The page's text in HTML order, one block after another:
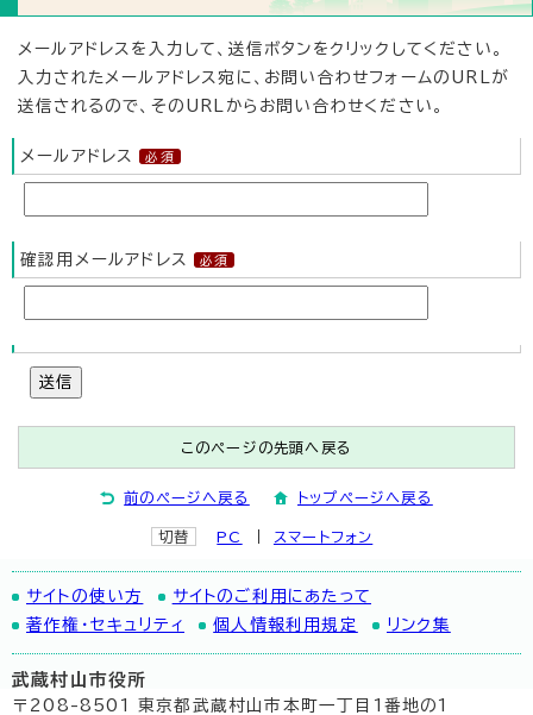
メールアドレスを入力して、送信ボタンをクリックしてください。
入力されたメールアドレス宛に、お問い合わせフォームのURLが
送信されるので、そのURLからお問い合わせください。
メールアドレス
確認用メールアドレス
送信
このページの先頭へ戻る
前のページへ戻る トップページへ戻る
切替 PC スマートフォン
サイトの使い方
サイトのご利用にあたって
著作権・セキュリティ
個人情報利用規定 リンク集
武蔵村山市役所
〒208-8501 東京都武蔵村山市本町一丁目1番地の1